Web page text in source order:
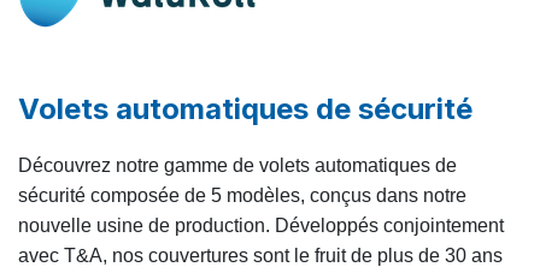
Volets automatiques de sécurité
Découvrez notre gamme de volets automatiques de
sécurité composée de 5 modèles, conçus dans notre
nouvelle usine de production. Développés conjointement
avec T&A, nos couvertures sont le fruit de plus de 30 ans